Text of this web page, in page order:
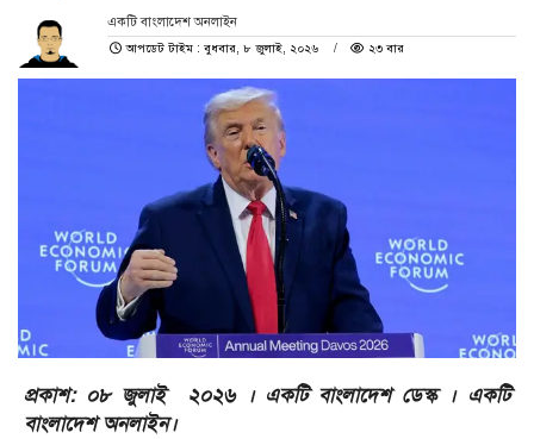
একটি বাংলাদেশ অনলাইন
আপডেট টাইম : বুধবার, ৮ জুলাই, ২০২৬
২৩ বার
প্রকাশ: ০৮ জুলাই ২০২৬ । একটি বাংলাদেশ ডেস্ক । একটি
বাংলাদেশ অনলাইন।